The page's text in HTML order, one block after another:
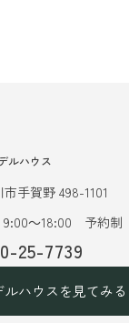
ルハウス
手賀野 498-1101
9:00～18:00 予約制
25-7739
ルハウスを見てみる